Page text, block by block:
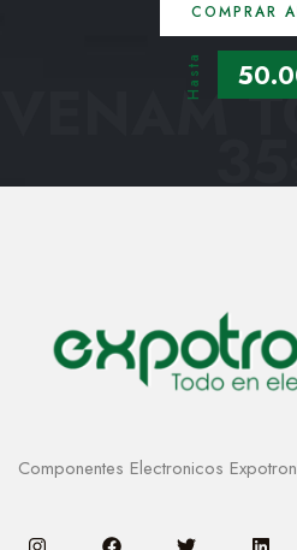
COMPRAR
Hasta
VENAM
35
Componentes Electronicos